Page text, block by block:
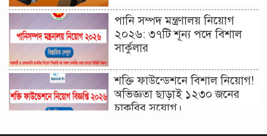
পানি সম্পদ মন্ত্রণালয় নিয়োগ
২০২৬: ৩৭টি শূন্য পদে বিশাল
সার্কুলার
শক্তি ফাউন্ডেশনে বিশাল নিয়োগ!
অভিজ্ঞতা ছাড়াই ১২৩০ জনের
চাকরির সুযোগ।